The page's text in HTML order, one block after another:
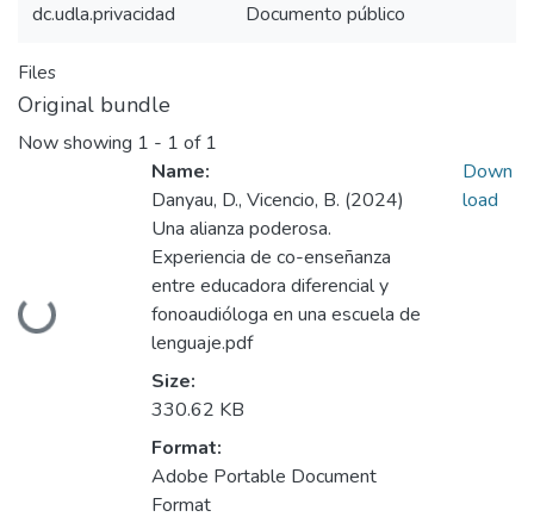
dc.udla.privacidad Documento público
Files
Original bundle
Now showing 1 - 1 of 1
Loading...
Name:
Danyau, D., Vicencio, B. (2024)
Una alianza poderosa.
Experiencia de co-enseñanza
entre educadora diferencial y
fonoaudióloga en una escuela de
lenguaje.pdf
Size:
330.62 KB
Format:
Adobe Portable Document
Format
Down
load